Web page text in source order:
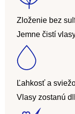
Zloženie bez
Jemne čistí
Ľahkosť a
Vlasy zostanú